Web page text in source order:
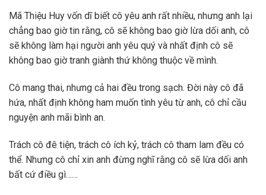
Mã Thiệu Huy vốn dĩ biết cô yêu anh rất nhiều, nhưng anh lại
chẳng bao giờ tin rằng, cô sẽ không bao giờ lừa dối anh, cô
sẽ không làm hại người anh yêu quý và nhất định cô sẽ
không bao giờ tranh giành thứ không thuộc về mình.
Cô mang thai, nhưng cả hai đều trong sạch. Đời này cô đã
hứa, nhất định không ham muốn tình yêu từ anh, cô chỉ cầu
nguyện anh mãi bình an.
Trách cô đê tiện, trách cô ích kỷ, trách cô tham lam đều có
thể. Nhưng cô chỉ xin anh đừng nghĩ rằng cô sẽ lừa dối anh
bất cứ điều gì……